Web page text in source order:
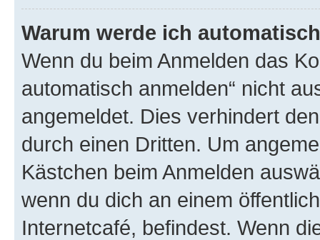
Warum werde ich
Wenn du beim Anmelden das
automatisch anmelden“ nicht
angemeldet. Dies verhindert
durch einen Dritten. Um
Kästchen beim Anmelden
wenn du dich an einem
Internetcafé, befindest. Wenn